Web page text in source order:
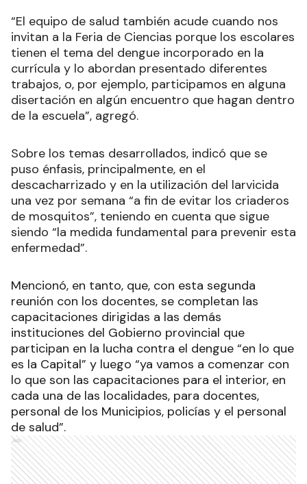
“El equipo de salud también acude cuando nos
invitan a la Feria de Ciencias porque los escolares
tienen el tema del dengue incorporado en la
currícula y lo abordan presentado diferentes
trabajos, o, por ejemplo, participamos en alguna
disertación en algún encuentro que hagan dentro
de la escuela”, agregó.
Sobre los temas desarrollados, indicó que se
puso énfasis, principalmente, en el
descacharrizado y en la utilización del larvicida
una vez por semana “a fin de evitar los criaderos
de mosquitos”, teniendo en cuenta que sigue
siendo “la medida fundamental para prevenir esta
enfermedad”.
Mencionó, en tanto, que, con esta segunda
reunión con los docentes, se completan las
capacitaciones dirigidas a las demás
instituciones del Gobierno provincial que
participan en la lucha contra el dengue “en lo que
es la Capital” y luego “ya vamos a comenzar con
lo que son las capacitaciones para el interior, en
cada una de las localidades, para docentes,
personal de los Municipios, policías y el personal
de salud”.
Ads